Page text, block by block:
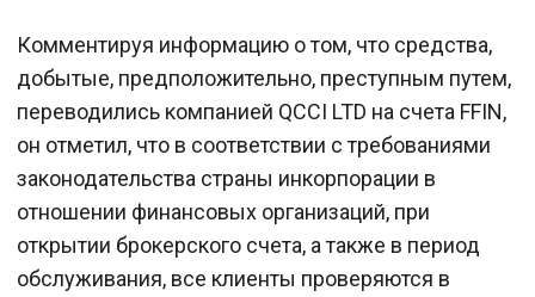
Комментируя информацию о том, что средства,
добытые, предположительно, преступным путем,
переводились компанией QCCI LTD на счета FFIN,
он отметил, что в соответствии с требованиями
законодательства страны инкорпорации в
отношении финансовых организаций, при
открытии брокерского счета, а также в период
обслуживания, все клиенты проверяются в